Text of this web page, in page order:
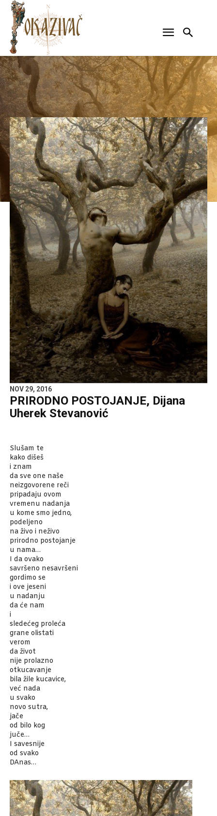
NOV 29, 2016
PRIRODNO POSTOJANJE, Dijana
Uherek Stevanović
Slušam te
kako dišeš
i znam
da sve one naše
neizgovorene reči
pripadaju ovom
vremenu nadanja
u kome smo jedno,
podeljeno
na živo i neživo
prirodno postojanje
u nama…
I da ovako
savršeno nesavršeni
gordimo se
i ove jeseni
u nadanju
da će nam
i
sledećeg proleća
grane olistati
verom
da život
nije prolazno
otkucavanje
bila žile kucavice,
već nada
u svako
novo sutra,
jače
od bilo kog
juče…
I savesnije
od svako
DAnas…